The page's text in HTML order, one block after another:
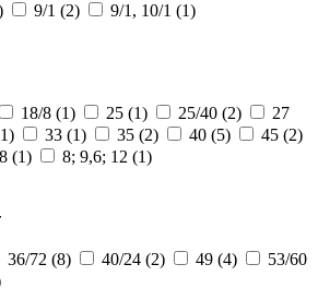
9/1 (2) 9/1, 10/1 (1)
18/8 (1) 25 (1) 25/40 (2)
27
1) 33 (1) 35 (2) 40 (5) 45 (2)
8 (1) 8; 9,6; 12 (1)
36/72 (8) 40/24 (2) 49 (4)
53/60